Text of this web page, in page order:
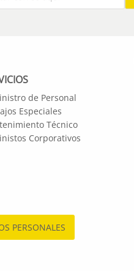
de Personal
Especiales
Técnico
Corporativos
PERSONALES